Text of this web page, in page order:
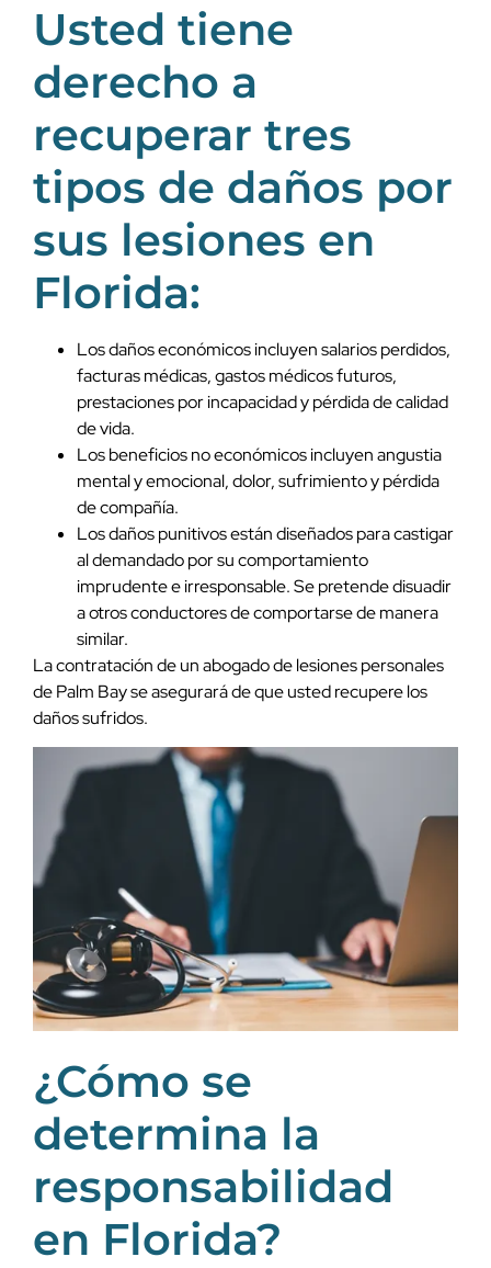
Usted tiene
derecho a
recuperar tres
tipos de daños por
sus lesiones en
Florida:
Los daños económicos incluyen salarios perdidos,
facturas médicas, gastos médicos futuros,
prestaciones por incapacidad y pérdida de calidad
de vida.
Los beneficios no económicos incluyen angustia
mental y emocional, dolor, sufrimiento y pérdida
de compañía.
Los daños punitivos están diseñados para castigar
al demandado por su comportamiento
imprudente e irresponsable. Se pretende disuadir
a otros conductores de comportarse de manera
similar.
La contratación de un abogado de lesiones personales
de Palm Bay se asegurará de que usted recupere los
daños sufridos.
¿Cómo se
determina la
responsabilidad
en Florida?